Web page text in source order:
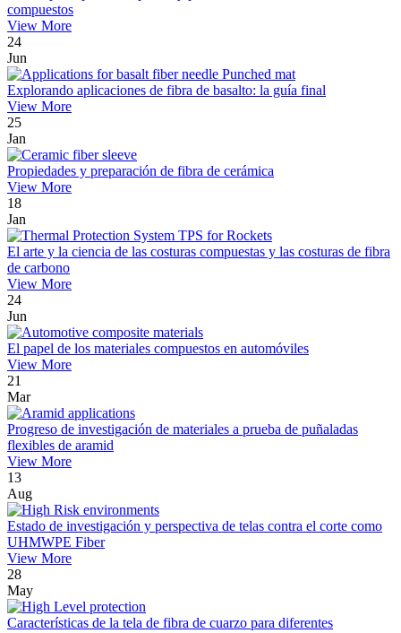
compuestos
View More
24
Jun
Explorando aplicaciones de fibra de basalto: la guía final
View More
25
Jan
Propiedades y preparación de fibra de cerámica
View More
18
Jan
El arte y la ciencia de las costuras compuestas y las costuras de fibra
de carbono
View More
24
Jun
El papel de los materiales compuestos en automóviles
View More
21
Mar
Progreso de investigación de materiales a prueba de puñaladas
flexibles de aramid
View More
13
Aug
Estado de investigación y perspectiva de telas contra el corte como
UHMWPE Fiber
View More
28
May
Características de la tela de fibra de cuarzo para diferentes